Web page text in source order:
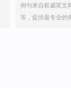
例句来自权威英文
等，提供最专业的